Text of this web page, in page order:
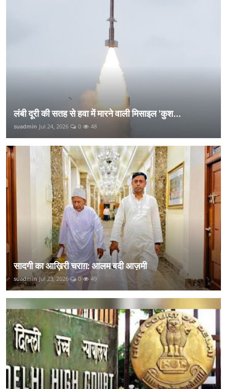
लंबी दूरी की सतह से हवा में मारने वाली मिसाइल 'कुश...
suadmin Jul 24, 2026 0 48
सादगी का आख़िरी चराग़: आलम बदी आज़मी
suadmin Jul 23, 2026 0 49